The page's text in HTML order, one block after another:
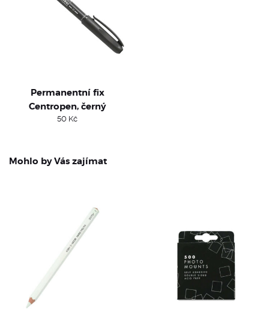
Permanentní fix
Centropen, černý
50 Kč
Mohlo by Vás zajímat